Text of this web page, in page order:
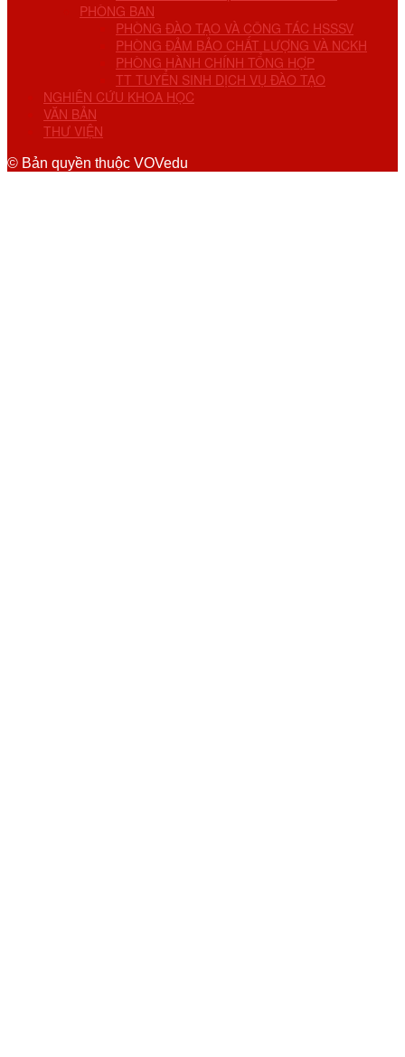
PHÒNG BAN
PHÒNG ĐÀO TẠO VÀ CÔNG TÁC HSSSV
PHÒNG ĐẢM BẢO CHẤT LƯỢNG VÀ NCKH
PHÒNG HÀNH CHÍNH TỔNG HỢP
TT TUYỂN SINH DỊCH VỤ ĐÀO TẠO
NGHIÊN CỨU KHOA HỌC
VĂN BẢN
THƯ VIỆN
© Bản quyền thuộc VOVedu